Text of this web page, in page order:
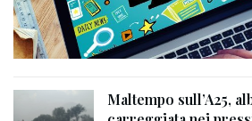
Maltempo sull’A25,